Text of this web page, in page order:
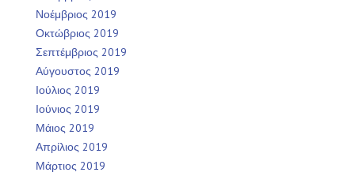
Νοέμβριος 2019
Οκτώβριος 2019
Σεπτέμβριος 2019
Αύγουστος 2019
Ιούλιος 2019
Ιούνιος 2019
Μάιος 2019
Απρίλιος 2019
Μάρτιος 2019